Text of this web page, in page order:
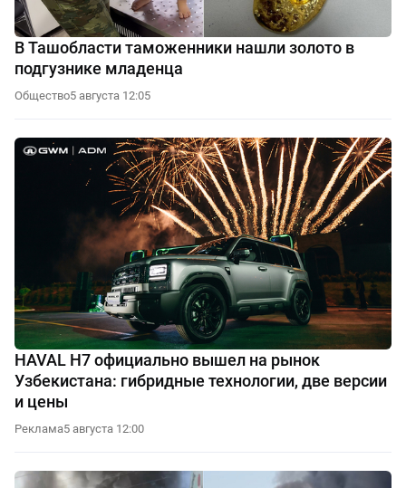
В Ташобласти таможенники нашли золото в
подгузнике младенца
Общество5 августа 12:05
HAVAL H7 официально вышел на рынок
Узбекистана: гибридные технологии, две версии
и цены
Реклама5 августа 12:00